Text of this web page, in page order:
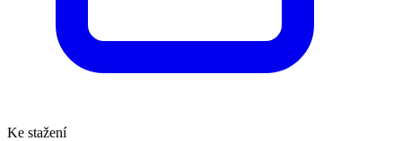
Ke stažení